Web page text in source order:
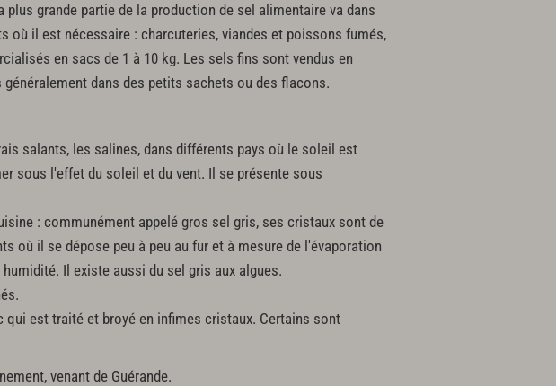
grande partie de la production de sel alimentaire va dans
il est nécessaire : charcuteries, viandes et poissons fumés,
en sacs de 1 à 10 kg. Les sels fins sont vendus en
dans des petits sachets ou des flacons.
salants, les salines, dans différents pays où le soleil est
sous l'effet du soleil et du vent. Il se présente sous
: communément appelé gros sel gris, ses cristaux sont de
où il se dépose peu à peu au fur et à mesure de l'évaporation
Il existe aussi du sel gris aux algues.
qui est traité et broyé en infimes cristaux. Certains sont
venant de Guérande.